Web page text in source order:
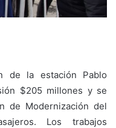
de la estación Pablo
$205 millones y se
de Modernización del
Los trabajos